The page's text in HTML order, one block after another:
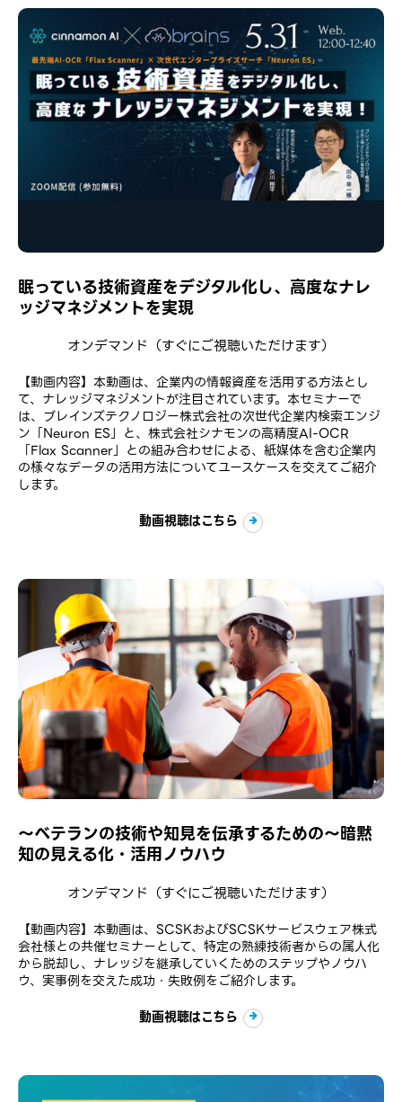
眠っている技術資産をデジタル化し、高度なナレ
ッジマネジメントを実現
オンデマンド （すぐにご視聴いただけます）
【動画内容】本動画は、企業内の情報資産を活用する方法とし
て、ナレッジマネジメントが注目されています。本セミナーで
は、ブレインズテクノロジー株式会社の次世代企業内検索エンジ
ン「Neuron ES」と、株式会社シナモンの高精度AI-OCR
「Flax Scanner」との組み合わせによる、紙媒体を含む企業内
の様々なデータの活用方法についてユースケースを交えてご紹介
します。
動画視聴はこちら
〜ベテランの技術や知見を伝承するための〜暗黙
知の見える化・活用ノウハウ
オンデマンド （すぐにご視聴いただけます）
【動画内容】本動画は、SCSKおよびSCSKサービスウェア株式
会社様との共催セミナーとして、特定の熟練技術者からの属人化
から脱却し、ナレッジを継承していくためのステップやノウハ
ウ、実事例を交えた成功・失敗例をご紹介します。
動画視聴はこちら